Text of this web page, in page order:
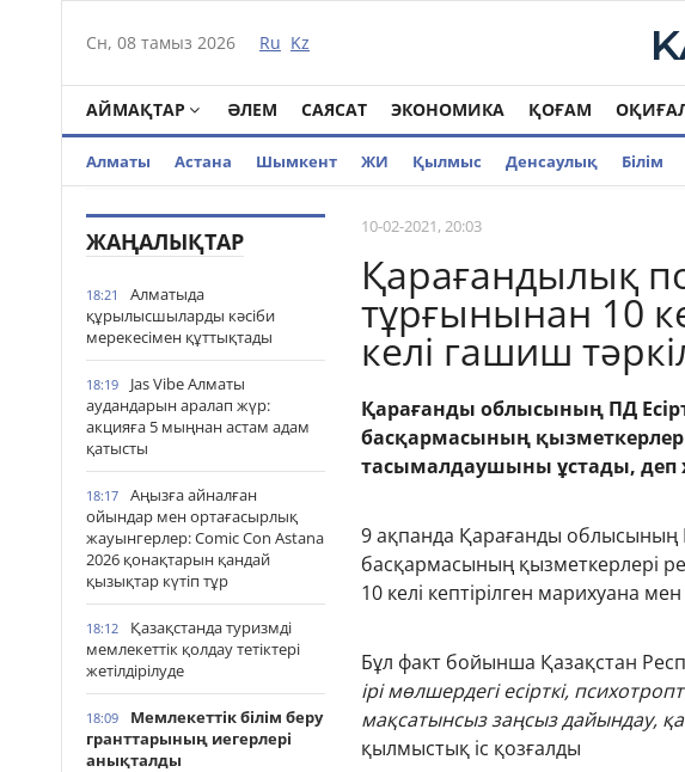
Сн, 08 тамыз 2026 Ru Kz
АЙМАҚТАР ӘЛЕМ САЯСАТ ЭКОНОМИКА ҚОҒАМ
Алматы Астана Шымкент ЖИ Қылмыс Денсаулық Білім
ЖАҢАЛЫҚТАР
18:21
Алматыда
құрылысшыларды кәсіби
мерекесімен құттықтады
18:19
Jas Vibe Алматы
аудандарын аралап жүр:
акцияға 5 мыңнан астам адам
қатысты
18:17
Аңызға айналған
ойындар мен ортағасырлық
жауынгерлер: Comic Con Astana
2026 қонақтарын қандай
қызықтар күтіп тұр
18:12
Қазақстанда туризмді
мемлекеттік қолдау тетіктері
жетілдірілуде
18:09
Мемлекеттік білім беру
гранттарының иегерлері
анықталды
10-02-2021, 20:03
Қарағандылық
тұрғынынан 10
келі гашиш
Қарағанды облысының ПД
басқармасының қызметкерлері
тасымалдаушыны ұстады, деп
9 ақпанда Қарағанды облысының
басқармасының қызметкерлері
10 келі кептірілген марихуана
Бұл факт бойынша Қазақстан
ірі мөлшердегі есiрткi,
мақсатынсыз заңсыз дайындау,
қылмыстық іс қозғалды